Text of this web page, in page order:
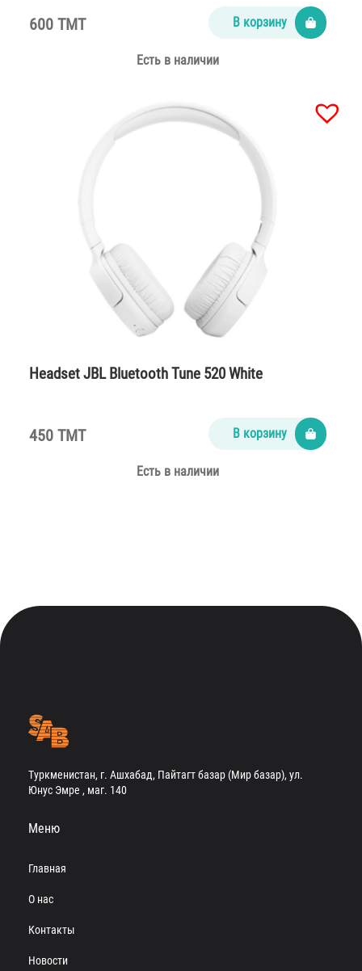
600 TMT В корзину
Есть в наличии
Headset JBL Bluetooth Tune 520 White
450 TMT В корзину
Есть в наличии
Туркменистан, г. Ашхабад, Пайтагт базар (Мир базар), ул.
Юнус Эмре , маг. 140
Меню
Главная
О нас
Контакты
Новости